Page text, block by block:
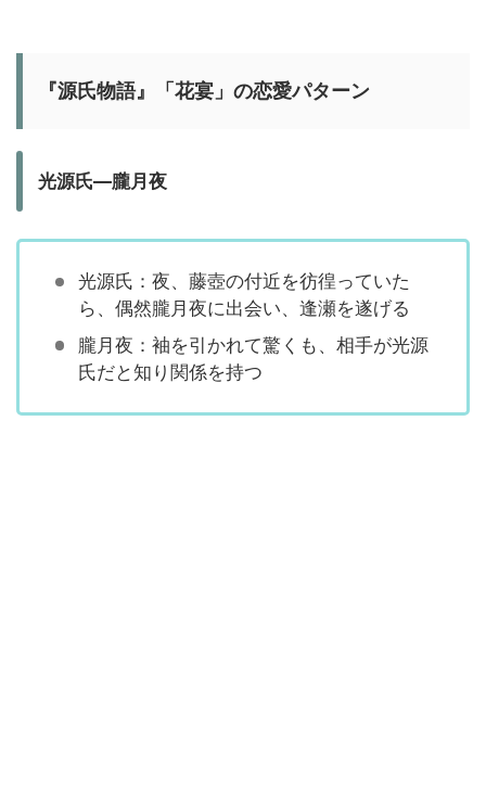
『源氏物語』「花宴」の恋愛パターン
光源氏―朧月夜
光源氏：夜、藤壺の付近を彷徨っていた
ら、偶然朧月夜に出会い、逢瀬を遂げる
朧月夜：袖を引かれて驚くも、相手が光源
氏だと知り関係を持つ